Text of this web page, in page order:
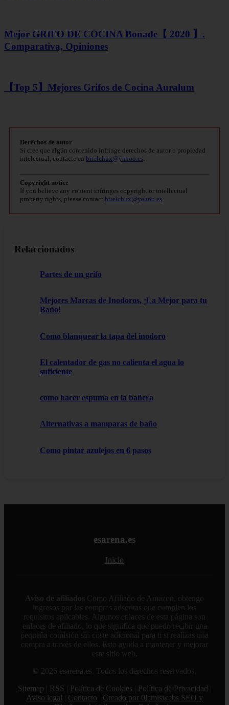
Mejor GRIFO DE COCINA Bonade【 2020 】.
Comparativa, Opiniones
【Top 5】Mejores Grifos de Cocina Auralum
Derechos de autor
Si cree que algún contenido infringe derechos de autor o propiedad
intelectual, contacte en bitelchux@yahoo.es
Copyright notice
If you believe any content infringes copyright or intellectual
property rights, please contact bitelchux@yahoo.es
Relaccionados
Partes de un grifo
Mejores Marcas de Inodoros, ¡La Mejor para tu
Baño!
Como blanquear la tapa del inodoro
El calentador de gas no calienta el agua lo
suficiente
como hacer espuma en la bañera
Alternativas a mamparas de baño
Como pintar azulejos en 6 pasos
esarena.es
Inicio
Aviso de afiliados Como Afiliado de Amazon, obtengo
ingresos por las compras adscritas que cumplen los
requisitos aplicables. Algunos enlaces de esta página son
enlaces de afiliado, lo que significa que puedo recibir una
pequeña comisión sin coste adicional para ti si realizas una
compra a través de ellos. Esto ayuda a mantener y mejorar
este sitio web.
© 2026 esarena.es. Todos los derechos reservados.
Sitemap
RSS Política de Cookies Política de Privacidad
Aviso legal
Contacto
Creado por 0lemiswebs SEO y